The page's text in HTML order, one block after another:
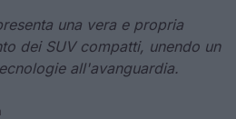
una vera e propria
dei SUV compatti, unendo un
all'avanguardia.